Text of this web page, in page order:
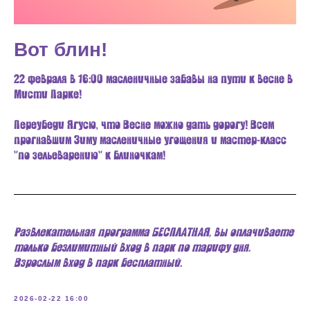
Вот блин!
22 февраля в 16:00 масленичные забавы на пути к весне в
Мисти Парке!
Переубеди Ягусю, что Весне можно дать дорогу! Всем
прогнавшим Зиму масленичные угощения и мастер-класс
"по зельеварению" к блиночкам!
Развлекательная программа БЕСПЛАТНАЯ, вы оплачиваете
только безлимитный вход в парк по тарифу дня.
Взрослым вход в парк бесплатный.
2026-02-22 16:00